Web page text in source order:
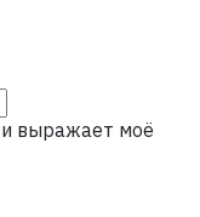
выражает моё